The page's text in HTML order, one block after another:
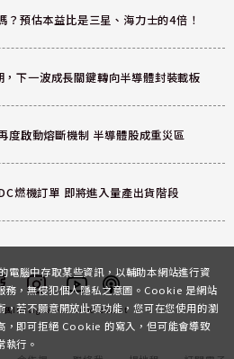
？預估本益比是三星、海力士的4倍！
下一波成長關鍵轉向半導體封裝載板
度啟動熔斷機制 半導體股成重災區
燃機訂單 即將進入量產出貨階段
團InstagramYoutubePodcast
腦中存取某些資訊，以輔助本網站進行資
務，無侵犯個人隱私之意圖。Cookie 是網站
若不願意開放此項功能，您可在您使用的瀏
，即可拒絕 Cookie 的寫入，但可能會導致
執行。